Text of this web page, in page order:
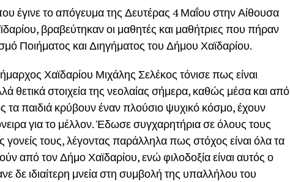
έγινε το απόγευμα της Δευτέρας 4 Μαΐου στην Αίθουσα
βραβεύτηκαν οι μαθητές και μαθήτριες που πήραν
Ποιήματος και Διηγήματος του Δήμου Χαϊδαρίου.
Χαϊδαρίου Μιχάλης Σελέκος τόνισε πως είναι
θετικά στοιχεία της νεολαίας σήμερα, καθώς μέσα και από
τα παιδιά κρύβουν έναν πλούσιο ψυχικό κόσμο, έχουν
για το μέλλον. Έδωσε συγχαρητήρια σε όλους τους
γονείς τους, λέγοντας παράλληλα πως στόχος είναι όλα τα
από τον Δήμο Χαϊδαρίου, ενώ φιλοδοξία είναι αυτός ο
δε ιδιαίτερη μνεία στη συμβολή της υπαλλήλου του